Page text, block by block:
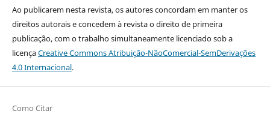
Ao publicarem nesta revista, os autores concordam em manter os
direitos autorais e concedem à revista o direito de primeira
publicação, com o trabalho simultaneamente licenciado sob a
licençaCreative Commons Atribuição-NãoComercial-SemDerivações
4.0 Internacional.
Como Citar